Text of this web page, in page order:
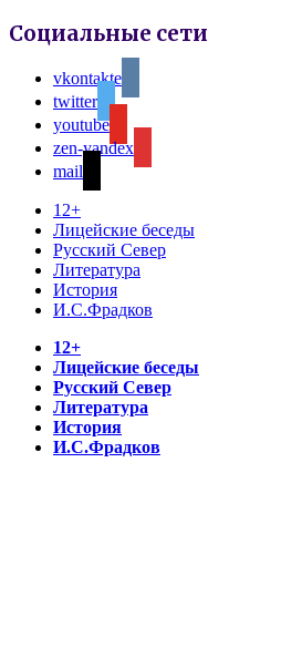
Социальные сети
vkontakte
twitter
youtube
zen-yandex
mail
12+
Лицейские беседы
Русский Север
Литература
История
И.С.Фрадков
12+
Лицейские беседы
Русский Север
Литература
История
И.С.Фрадков